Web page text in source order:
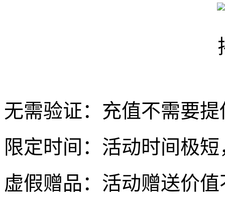
无需验证：充值不需要
限定时间：活动时间极
虚假赠品：活动赠送价